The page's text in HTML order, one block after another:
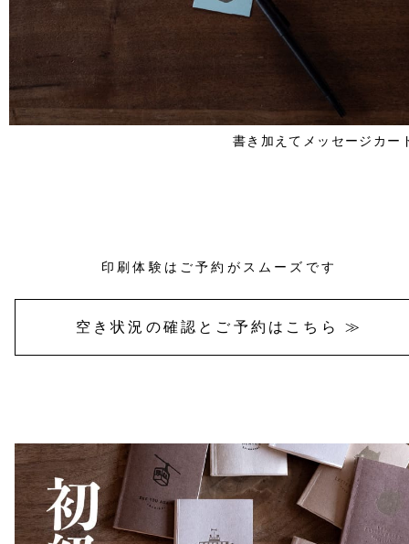
書き加えてメッセージカー
印刷体験はご予約がスムーズです
空き状況の確認とご予約はこちら ≫